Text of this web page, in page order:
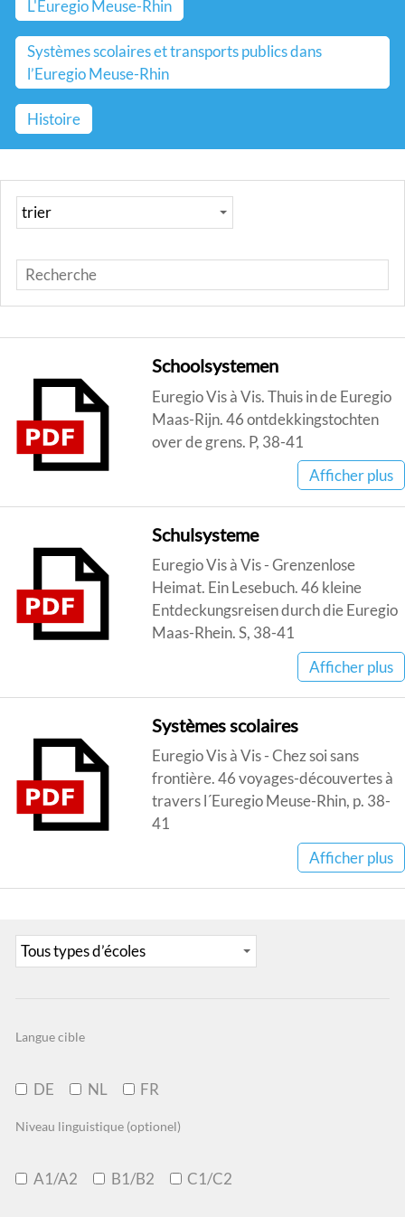
L'Euregio Meuse-Rhin
Systèmes scolaires et transports publics dans
l’Euregio Meuse-Rhin
Histoire
Schoolsystemen
Euregio Vis à Vis. Thuis in de Euregio
Maas-Rijn. 46 ontdekkingstochten
over de grens. P, 38-41
Afficher plus
Schulsysteme
Euregio Vis à Vis - Grenzenlose
Heimat. Ein Lesebuch. 46 kleine
Entdeckungsreisen durch die Euregio
Maas-Rhein. S, 38-41
Afficher plus
Systèmes scolaires
Euregio Vis à Vis - Chez soi sans
frontière. 46 voyages-découvertes à
travers l´Euregio Meuse-Rhin, p. 38-
41
Afficher plus
Langue cible
DE NL FR
Niveau linguistique (optionel)
A1/A2 B1/B2 C1/C2